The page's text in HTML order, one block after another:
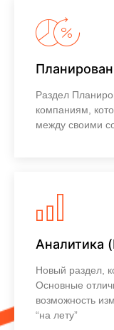
Раздел
компаниям,
между своими
Аналитика
Новый раздел,
Основные
возможность
“на лету”